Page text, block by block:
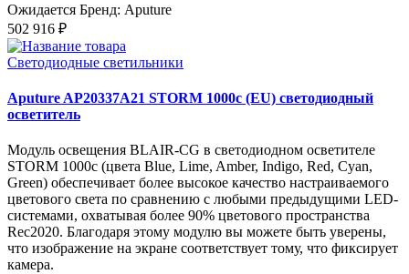
Ожидается Бренд: Aputure
502 916 ₽
Светодиодные светильники
Aputure AP20337A21 STORM 1000c (EU) светодиодный
осветитель
Модуль освещения BLAIR-CG в светодиодном осветителе
STORM 1000c (цвета Blue, Lime, Amber, Indigo, Red, Cyan,
Green) обеспечивает более высокое качество настраиваемого
цветового света по сравнению с любыми предыдущими LED-
системами, охватывая более 90% цветового пространства
Rec2020. Благодаря этому модулю вы можете быть уверены,
что изображение на экране соответствует тому, что фиксирует
камера.